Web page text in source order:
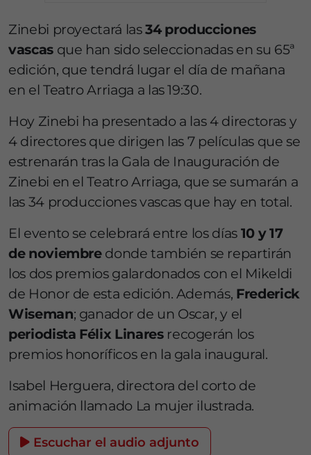
Zinebi proyectará las34 producciones
vascasque han sido seleccionadas en su 65ª
edición, que tendrá lugar el día de mañana
en el Teatro Arriaga a las 19:30.
Hoy Zinebi ha presentado a las 4 directoras y
4 directores que dirigen las 7 películas que se
estrenarán tras la Gala de Inauguración de
Zinebi en el Teatro Arriaga, que se sumarán a
las 34 producciones vascas que hay en total.
El evento se celebrará entre los días 10 y 17
de noviembredonde también se repartirán
los dos premios galardonados con el Mikeldi
de Honor de esta edición. Además, Frederick
Wiseman; ganador de un Oscar, y el
periodista Félix Linaresrecogerán los
premios honoríficos en la gala inaugural.
Isabel Herguera, directora del corto de
animación llamado La mujer ilustrada.
Escuchar el audio adjunto